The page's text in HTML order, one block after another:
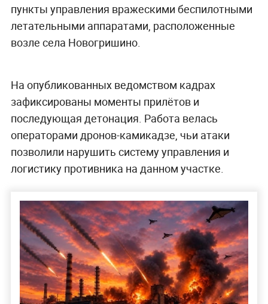
пункты управления вражескими беспилотными
летательными аппаратами, расположенные
возле села Новогришино.
На опубликованных ведомством кадрах
зафиксированы моменты прилётов и
последующая детонация. Работа велась
операторами дронов-камикадзе, чьи атаки
позволили нарушить систему управления и
логистику противника на данном участке.